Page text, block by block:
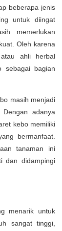
beberapa jenis
untuk diingat
memerlukan
Oleh karena
ahli herbal
sebagai bagian
masih menjadi
adanya
kebo memiliki
bermanfaat.
tanaman ini
dan didampingi
menarik untuk
sangat tinggi,